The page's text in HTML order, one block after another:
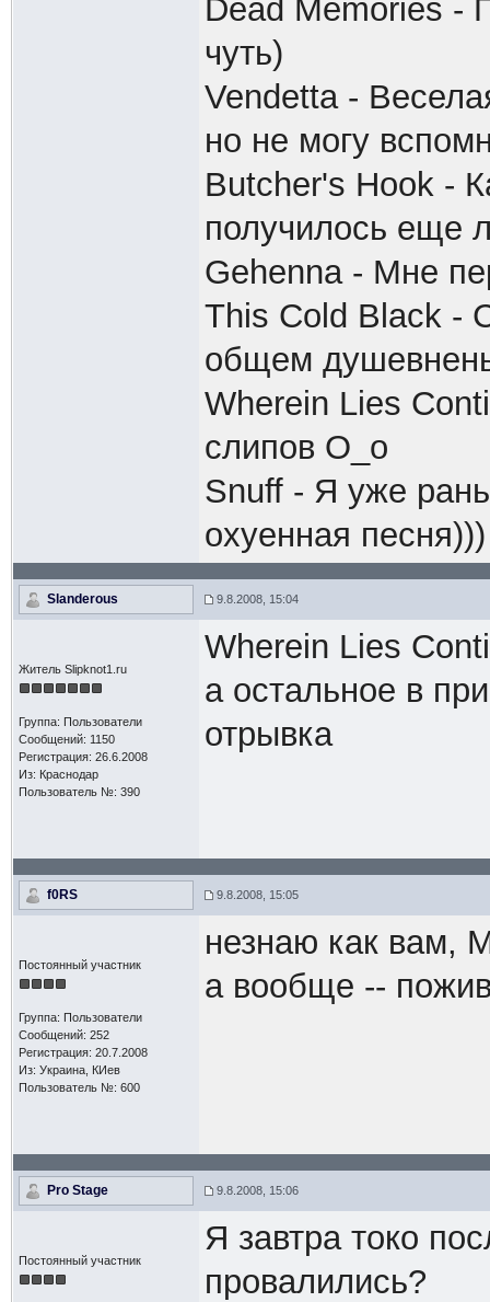
Dead Memories -
чуть)
Vendetta -
но не могу
Butcher's Hook -
получилось еще
Gehenna - Мне
This Cold Black -
общем
Wherein Lies
слипов О_о
Snuff - Я уже
охуенная песня)))
Slanderous 9.8.2008, 15:04
Житель Slipknot1.ru
Группа: Пользователи
Сообщений: 1150
Регистрация: 26.6.2008
Из: Краснодар
Пользователь №: 390
Wherein Lies
а остальное в
отрывка
f0RS 9.8.2008, 15:05
Постоянный участник
Группа: Пользователи
Сообщений: 252
Регистрация: 20.7.2008
Из: Украина, КИев
Пользователь №: 600
незнаю как вам,
а вообще --
Pro Stage 9.8.2008, 15:06
Постоянный участник
Я завтра токо
провалились?